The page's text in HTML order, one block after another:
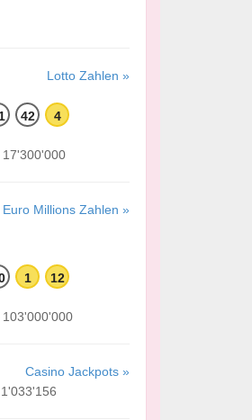
Lotto Zahlen »
42 4
17'300'000
Euro Millions Zahlen »
1 12
103'000'000
Casino Jackpots »